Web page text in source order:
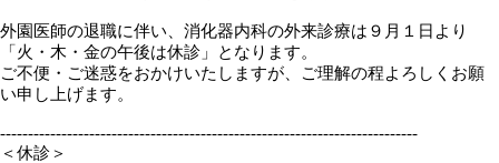
外園医師の退職に伴い、消化器内科の外来診療は９月１日より
「火・木・金の午後は休診」となります。
ご不便・ご迷惑をおかけいたしますが、ご理解の程よろしくお願
い申し上げます。
---------------------------------------------------------------------------
＜休診＞